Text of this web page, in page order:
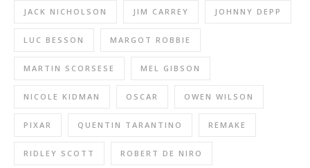
JACK NICHOLSON JIM CARREY JOHNNY DEPP
LUC BESSON MARGOT ROBBIE
MARTIN SCORSESE MEL GIBSON
NICOLE KIDMAN OSCAR OWEN WILSON
PIXAR QUENTIN TARANTINO REMAKE
RIDLEY SCOTT ROBERT DE NIRO